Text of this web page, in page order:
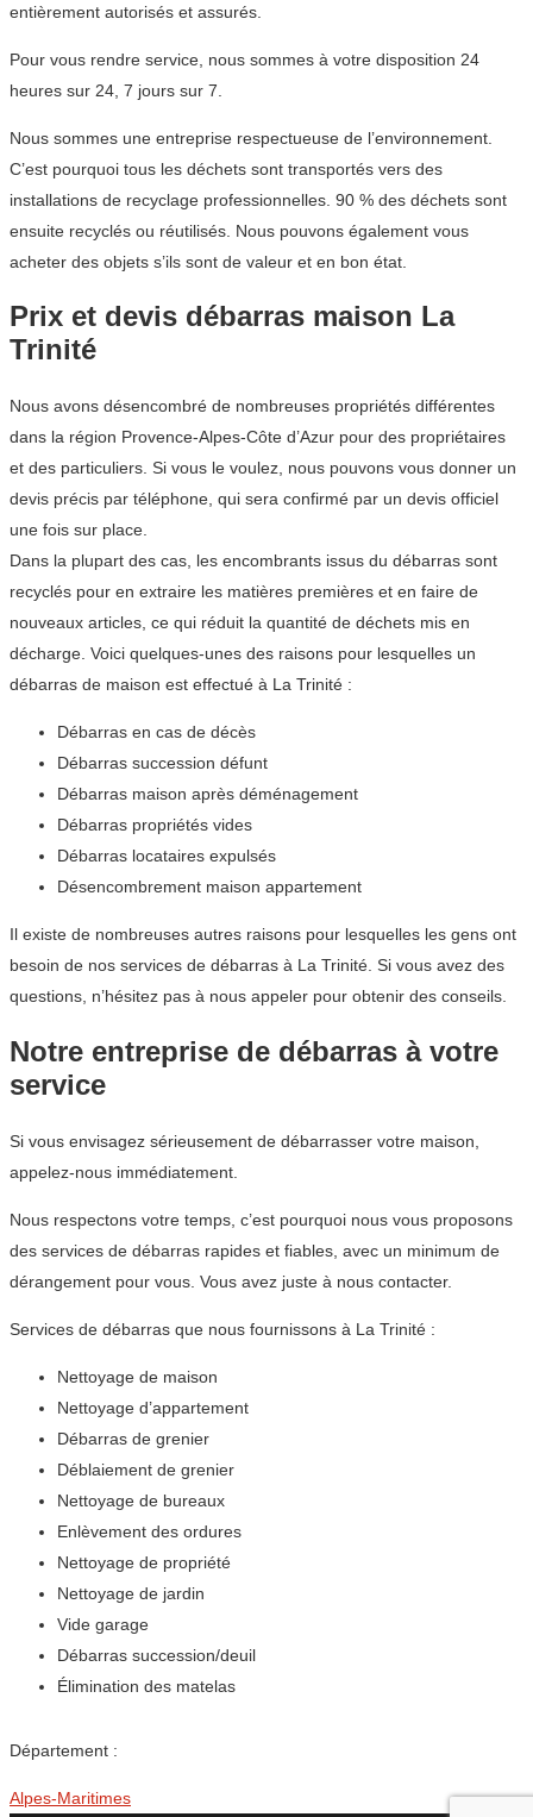
entièrement autorisés et assurés.
Pour vous rendre service, nous sommes à votre disposition 24
heures sur 24, 7 jours sur 7.
Nous sommes une entreprise respectueuse de l’environnement.
C’est pourquoi tous les déchets sont transportés vers des
installations de recyclage professionnelles. 90 % des déchets sont
ensuite recyclés ou réutilisés. Nous pouvons également vous
acheter des objets s’ils sont de valeur et en bon état.
Prix et devis débarras maison La
Trinité
Nous avons désencombré de nombreuses propriétés différentes
dans la région Provence-Alpes-Côte d’Azur pour des propriétaires
et des particuliers. Si vous le voulez, nous pouvons vous donner un
devis précis par téléphone, qui sera confirmé par un devis officiel
une fois sur place.
Dans la plupart des cas, les encombrants issus du débarras sont
recyclés pour en extraire les matières premières et en faire de
nouveaux articles, ce qui réduit la quantité de déchets mis en
décharge. Voici quelques-unes des raisons pour lesquelles un
débarras de maison est effectué à La Trinité :
Débarras en cas de décès
Débarras succession défunt
Débarras maison après déménagement
Débarras propriétés vides
Débarras locataires expulsés
Désencombrement maison appartement
Il existe de nombreuses autres raisons pour lesquelles les gens ont
besoin de nos services de débarras à La Trinité. Si vous avez des
questions, n’hésitez pas à nous appeler pour obtenir des conseils.
Notre entreprise de débarras à votre
service
Si vous envisagez sérieusement de débarrasser votre maison,
appelez-nous immédiatement.
Nous respectons votre temps, c’est pourquoi nous vous proposons
des services de débarras rapides et fiables, avec un minimum de
dérangement pour vous. Vous avez juste à nous contacter.
Services de débarras que nous fournissons à La Trinité :
Nettoyage de maison
Nettoyage d’appartement
Débarras de grenier
Déblaiement de grenier
Nettoyage de bureaux
Enlèvement des ordures
Nettoyage de propriété
Nettoyage de jardin
Vide garage
Débarras succession/deuil
Élimination des matelas
Département :
Alpes-Maritimes